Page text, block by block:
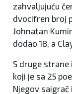
zahvaljujuću
dvocifren broj
Johnatan
dodao 18, a
S druge strane
koji je sa 25
Njegov saigrač